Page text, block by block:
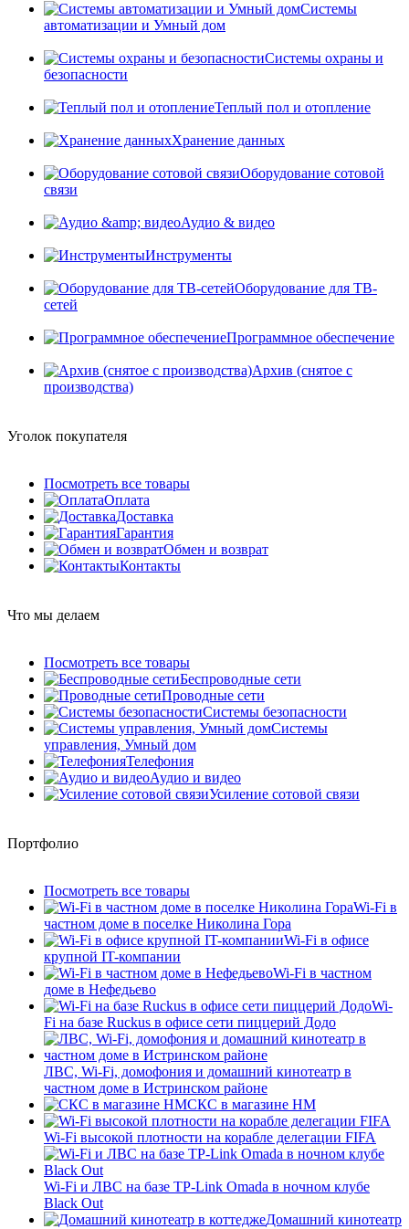
Системы
автоматизации и Умный дом
Системы охраны и
безопасности
Теплый пол и отопление
Хранение данных
Оборудование сотовой
связи
Аудио & видео
Инструменты
Оборудование для ТВ-
сетей
Программное обеспечение
Архив (снятое с
производства)
Уголок покупателя
Посмотреть все товары
Оплата
Доставка
Гарантия
Обмен и возврат
Контакты
Что мы делаем
Посмотреть все товары
Беспроводные сети
Проводные сети
Системы безопасности
Системы
управления, Умный дом
Телефония
Аудио и видео
Усиление сотовой связи
Портфолио
Посмотреть все товары
Wi-Fi в
частном доме в поселке Николина Гора
Wi-Fi в офисе
крупной IT-компании
Wi-Fi в частном
доме в Нефедьево
Wi-
Fi на базе Ruckus в офисе сети пиццерий Додо
ЛВС, Wi-Fi, домофония и домашний кинотеатр в
частном доме в Истринском районе
СКС в магазине HM
Wi-Fi высокой плотности на корабле делегации FIFA
Wi-Fi и ЛВС на базе TP-Link Omada в ночном клубе
Black Out
Домашний кинотеатр